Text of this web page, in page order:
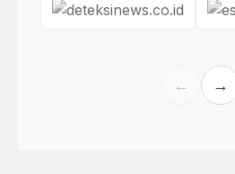
← →